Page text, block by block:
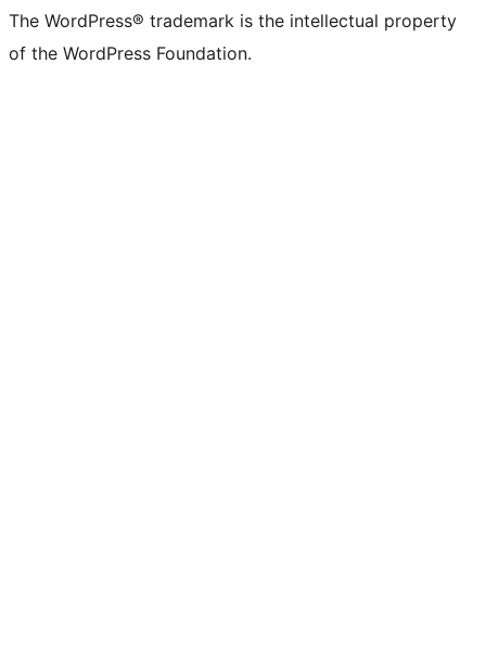
The WordPress® trademark is the intellectual property
of the WordPress Foundation.